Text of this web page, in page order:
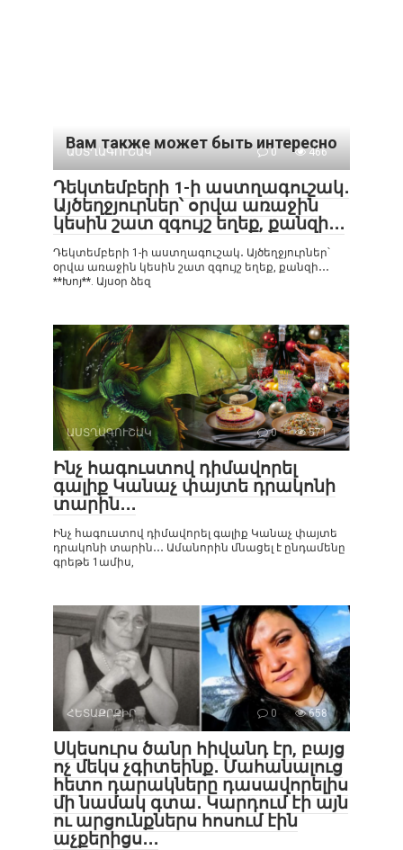
Вам также может быть интересно
ԱՍՏՂԱԳՈՒՇԱԿ 0 466
Դեկտեմբերի 1-ի աստղագուշակ․
Այծեղջյուրներ՝ օրվա առաջին
կեսին շատ զգույշ եղեք, քանզի․․․
Դեկտեմբերի 1-ի աստղագուշակ․ Այծեղջյուրներ՝
օրվա առաջին կեսին շատ զգույշ եղեք, քանզի․․․
**Խոյ**. Այսօր ձեզ
ԱՍՏՂԱԳՈՒՇԱԿ 0 571
Ինչ հագուստով դիմավորել
գալիք Կանաչ փայտե դրակոնի
տարին․․․
Ինչ հագուստով դիմավորել գալիք Կանաչ փայտե
դրակոնի տարին․․․ Ամանորին մնացել է ընդամենը
գրեթե 1ամիս,
ՀԵՏԱՔՐՔԻՐ 0 658
Սկեսուրս ծանր հիվանդ էր, բայց
ոչ մեկս չգիտեինք․ Մահանալուց
հետո դարակները դասավորելիս
մի նամակ գտա․ Կարդում էի այն
ու արցունքներս հոսում էին
աչքերիցս․․․